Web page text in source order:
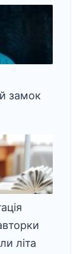
замок
літа